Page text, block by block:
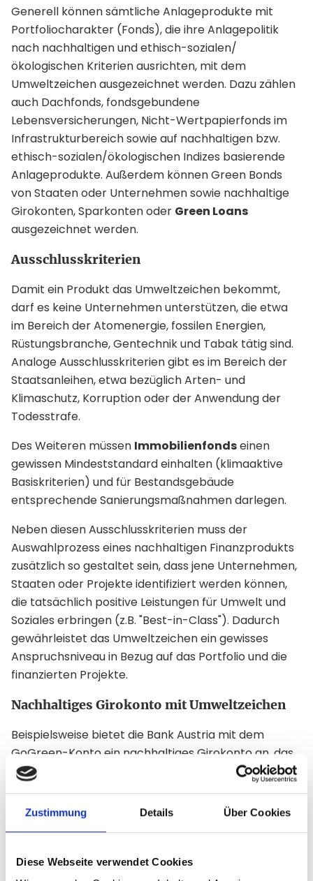
Zustimmung Details Über Cookies
Diese Webseite verwendet Cookies
Generell können sämtliche Anlageprodukte mit
Portfoliocharakter (Fonds), die ihre Anlagepolitik
nach nachhaltigen und ethisch-sozialen/
ökologischen Kriterien ausrichten, mit dem
Umweltzeichen ausgezeichnet werden. Dazu zählen
auch Dachfonds, fondsgebundene
Lebensversicherungen, Nicht-Wertpapierfonds im
Infrastrukturbereich sowie auf nachhaltigen bzw.
ethisch-sozialen/ökologischen Indizes basierende
Anlageprodukte. Außerdem können Green Bonds
von Staaten oder Unternehmen sowie nachhaltige
Girokonten, Sparkonten oder Green Loans
ausgezeichnet werden.
Ausschlusskriterien
Damit ein Produkt das Umweltzeichen bekommt,
darf es keine Unternehmen unterstützen, die etwa
im Bereich der Atomenergie, fossilen Energien,
Rüstungsbranche, Gentechnik und Tabak tätig sind.
Analoge Ausschlusskriterien gibt es im Bereich der
Staatsanleihen, etwa bezüglich Arten- und
Klimaschutz, Korruption oder der Anwendung der
Todesstrafe.
Des Weiteren müssen Immobilienfondseinen
gewissen Mindeststandard einhalten (klimaaktive
Basiskriterien) und für Bestandsgebäude
entsprechende Sanierungsmaßnahmen darlegen.
Neben diesen Ausschlusskriterien muss der
Auswahlprozess eines nachhaltigen Finanzprodukts
zusätzlich so gestaltet sein, dass jene Unternehmen,
Staaten oder Projekte identifiziert werden können,
die tatsächlich positive Leistungen für Umwelt und
Soziales erbringen (z.B. "Best-in-Class"). Dadurch
gewährleistet das Umweltzeichen ein gewisses
Anspruchsniveau in Bezug auf das Portfolio und die
finanzierten Projekte.
Nachhaltiges Girokonto mit Umweltzeichen
Beispielsweise bietet die Bank Austria mit dem
GoGreen-Konto ein nachhaltiges Girokonto an, das
mit dem Österreichischen Umweltzeichen
ausgezeichnet wurde. Für jeden Euro auf dem
GoGreen-Konto wird ein Euro in die Finanzierung
ethisch-ökologische Vorhaben gelenkt: